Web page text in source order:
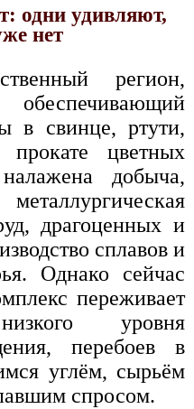
одни удивляют,
нет
регион,
в свинце, ртути,
цветных
добыча,
драгоценных и
сплавов и
Однако сейчас
переживает
уровня
перебоев в
углём, сырьём
спросом.